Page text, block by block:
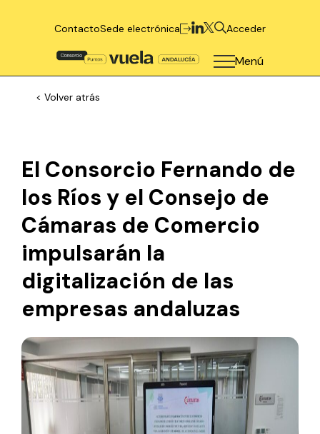
ContactoSede electrónica Acceder
Menú
< Volver atrás
El Consorcio Fernando de
los Ríos y el Consejo de
Cámaras de Comercio
impulsarán la
digitalización de las
empresas andaluzas